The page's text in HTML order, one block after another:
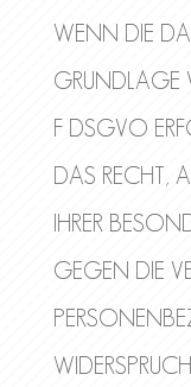
WENN DIE
GRUNDLAGE
F DSGVO
DAS RECHT,
IHRER
GEGEN DIE